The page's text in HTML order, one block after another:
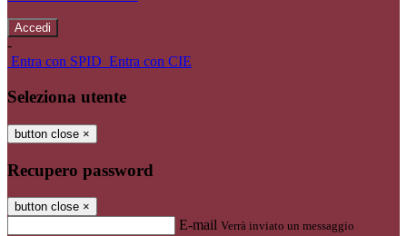
-
Entra con SPID Entra con CIE
Seleziona utente
button close ×
Recupero password
button close ×
E-mail Verrà inviato un messaggio